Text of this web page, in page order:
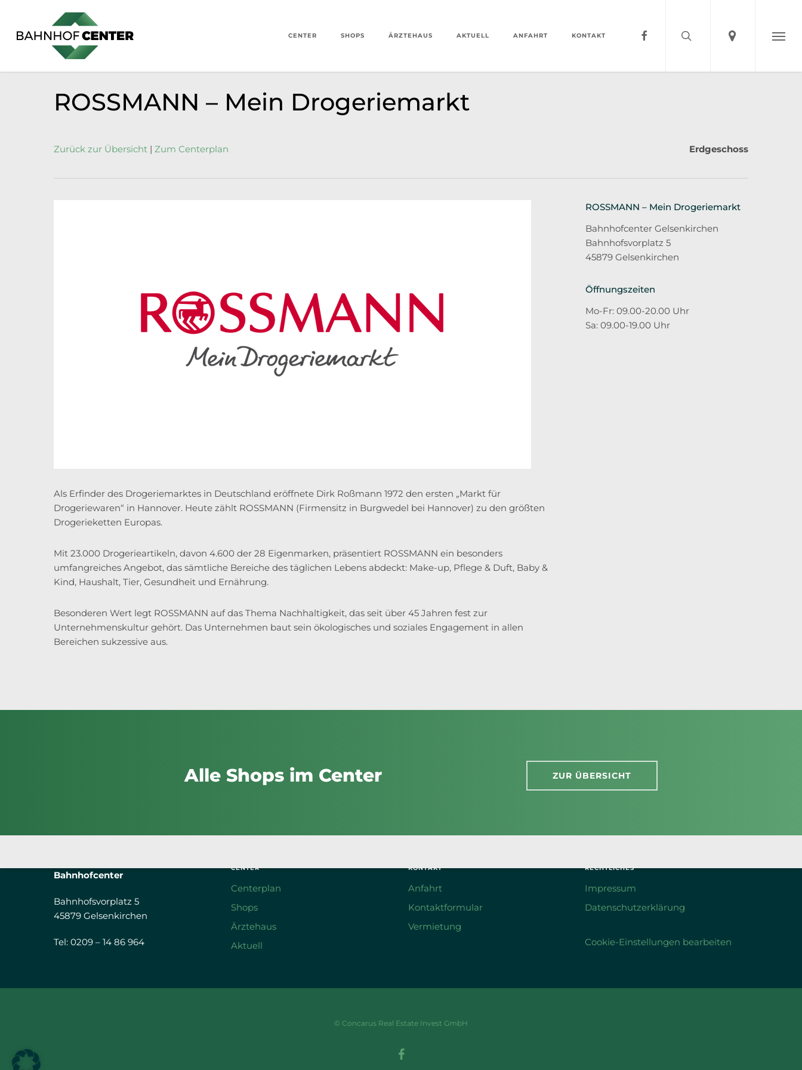
main
CENTER SHOPS ÄRZTEHAUS AKTUELL ANFAHRT KONTAKT FACEBOOK
Menu
ROSSMANN – Mein Drogeriemarkt
Zurück zur Übersicht |Zum Centerplan Erdgeschoss
Als Erfinder des Drogeriemarktes in Deutschland eröffnete Dirk Roßmann 1972 den ersten „Markt für
Drogeriewaren“ in Hannover. Heute zählt ROSSMANN (Firmensitz in Burgwedel bei Hannover) zu den größten
Drogerieketten Europas.
Mit 23.000 Drogerieartikeln, davon 4.600 der 28 Eigenmarken, präsentiert ROSSMANN ein besonders
umfangreiches Angebot, das sämtliche Bereiche des täglichen Lebens abdeckt: Make-up, Pflege & Duft, Baby &
Kind, Haushalt, Tier, Gesundheit und Ernährung.
Besonderen Wert legt ROSSMANN auf das Thema Nachhaltigkeit, das seit über 45 Jahren fest zur
Unternehmenskultur gehört. Das Unternehmen baut sein ökologisches und soziales Engagement in allen
Bereichen sukzessive aus.
ROSSMANN – Mein Drogeriemarkt
Bahnhofcenter Gelsenkirchen
Bahnhofsvorplatz 5
45879 Gelsenkirchen
Öffnungszeiten
Mo-Fr: 09.00-20.00 Uhr
Sa: 09.00-19.00 Uhr
Alle Shops im Center ZUR ÜBERSICHT
Bahnhofcenter
Bahnhofsvorplatz 5
45879 Gelsenkirchen
Tel: 0209 – 14 86 964
CENTER
Centerplan
Shops
Ärztehaus
Aktuell
KONTAKT
Anfahrt
Kontaktformular
Vermietung
RECHTLICHES
Impressum
Datenschutzerklärung
Cookie-Einstellungen bearbeiten
© Concarus Real Estate Invest GmbH
facebook